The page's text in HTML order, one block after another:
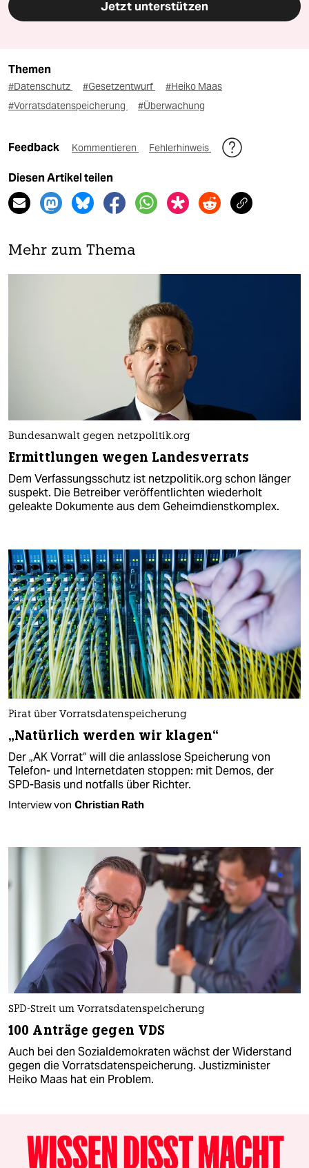
Jetzt unterstützen
Themen
#Datenschutz #Gesetzentwurf
#Heiko Maas
#Vorratsdatenspeicherung
#Überwachung
Feedback Kommentieren Fehlerhinweis
Diesen Artikel teilen
Mehr zum Thema
Bundesanwalt gegen netzpolitik.org
Ermittlungen wegen Landesverrats
Dem Verfassungsschutz ist netzpolitik.org schon länger
suspekt. Die Betreiber veröffentlichten wiederholt
geleakte Dokumente aus dem Geheimdienstkomplex.
Pirat über Vorratsdatenspeicherung
„Natürlich werden wir klagen“
Der „AK Vorrat“ will die anlasslose Speicherung von
Telefon- und Internetdaten stoppen: mit Demos, der
SPD-Basis und notfalls über Richter.
Interview von Christian Rath
SPD-Streit um Vorratsdatenspeicherung
100 Anträge gegen VDS
Auch bei den Sozialdemokraten wächst der Widerstand
gegen die Vorratsdatenspeicherung. Justizminister
Heiko Maas hat ein Problem.